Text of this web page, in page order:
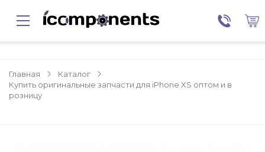
Главная
Каталог
Купить оригинальные запчасти для iPhone XS оптом и в
розницу